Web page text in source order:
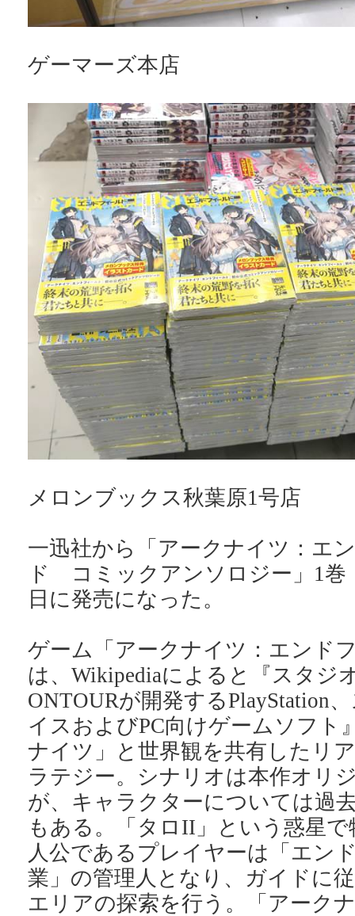
ゲーマーズ本店
メロンブックス秋葉原1号店
一迅社から「アークナイツ：エ
ド コミックアンソロジー」1巻
日に発売になった。
ゲーム「アークナイツ：エンド
は、Wikipediaによると『スタジ
ONTOURが開発するPlayStation
イスおよびPC向けゲームソフト
ナイツ」と世界観を共有したリ
ラテジー。シナリオは本作オリ
が、キャラクターについては過
もある。「タロII」という惑星
人公であるプレイヤーは「エン
業」の管理人となり、ガイドに
エリアの探索を行う。「アーク